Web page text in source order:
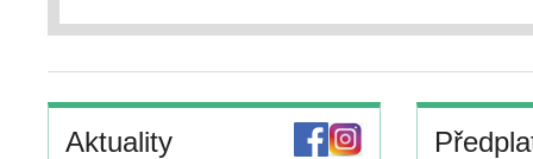
Aktuality